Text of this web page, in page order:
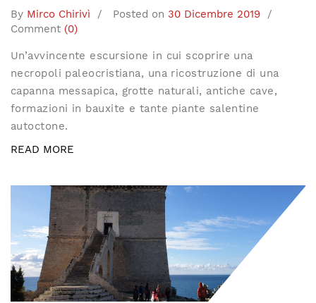
By Mirco Chirivì Posted on 30 Dicembre 2019
Comment (0)
Un’avvincente escursione in cui scoprire una
necropoli paleocristiana, una ricostruzione di una
capanna messapica, grotte naturali, antiche cave,
formazioni in bauxite e tante piante salentine
autoctone.
READ MORE